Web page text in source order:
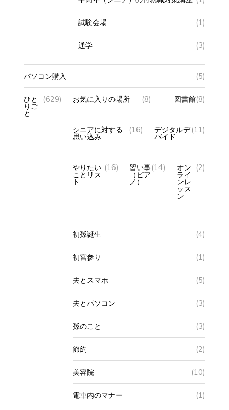
試験会場 (1)
通学 (3)
パソコン購入 (5)
ひと
りご
と
(629) お気に入りの場所 (8) 図書館(8)
シニアに対する
思い込み
(16) デジタルデ
バイド
(11)
やりたい
ことリス
ト
(16) 習い事
（ピア
ノ）
(14) オン
ライ
ンレ
ッス
ン
(2)
初孫誕生 (4)
初宮参り (1)
夫とスマホ (5)
夫とパソコン (3)
孫のこと (3)
節約 (2)
美容院 (10)
電車内のマナー (1)